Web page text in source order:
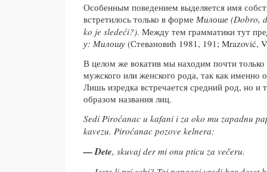
Особенным поведением выделяется имя
встретилось только в форме Милоше (Dobro,
ko je sledeći?). Между тем грамматики тут
у: Милошу (Стевановић 1981, 191; Mrazović,
В целом же вокатив мы находим почти
мужского или женского рода, так как именно
Лишь изредка встречается средний род, но и
образом названия лиц.
Sedi Piroćanac u kafani i za oko mu zapadnu
kavezu. Piroćanac pozove kelnera:
— Dete, skuvaj der mi onu pticu za večeru.